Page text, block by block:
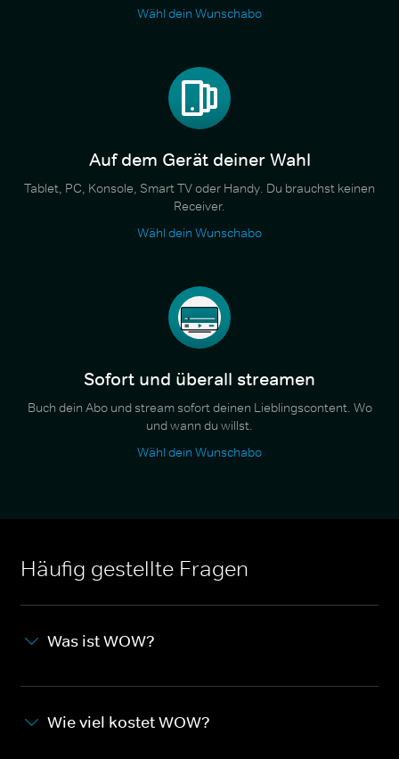
Wähl dein Wunschabo
Auf dem Gerät deiner Wahl
Tablet, PC, Konsole, Smart TV oder Handy. Du brauchst keinen
Receiver.
Wähl dein Wunschabo
Sofort und überall streamen
Buch dein Abo und stream sofort deinen Lieblingscontent. Wo
und wann du willst.
Wähl dein Wunschabo
Häufig gestellte Fragen
Was ist WOW?
Wie viel kostet WOW?